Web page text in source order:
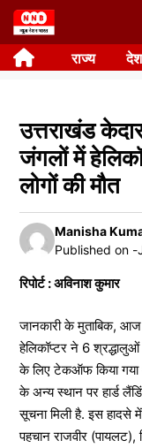
Skip
to
content राज्य
उत्तराखंड
जंगलों में
लोगों की मौत
Manisha
Published on -
रिपोर्ट : अविनाश कुमार
जानकारी के मुताबिक,
हेलिकॉप्टर ने 6
के लिए टेकऑफ किया गया
के अन्य स्थान पर हार्ड
सूचना मिली है. इस हादसे
पहचान राजवीर (पायलट),